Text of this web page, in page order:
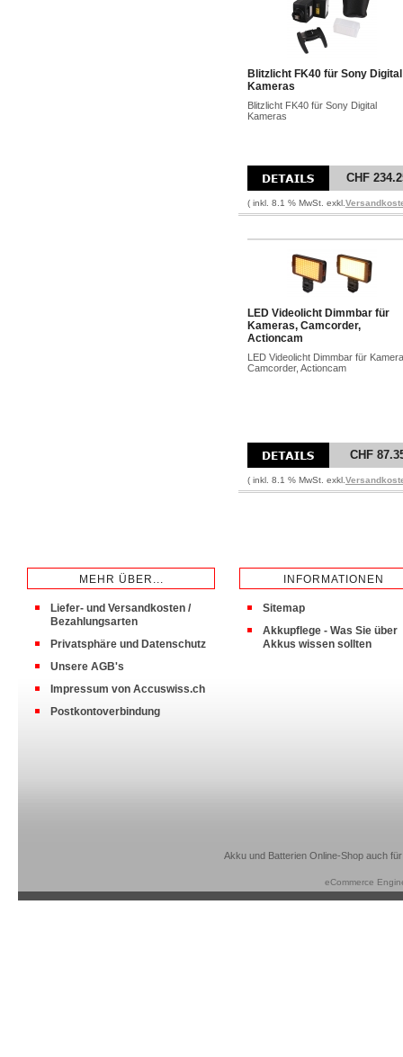
Blitzlicht FK40 für Sony Digital
Kameras
Blitzlicht FK40 für Sony Digital
Kameras
CHF
( inkl. 8.1 % MwSt. exkl.
LED Videolicht Dimmbar für
Kameras, Camcorder,
Actioncam
LED Videolicht Dimmbar für
Camcorder, Actioncam
CHF
( inkl. 8.1 % MwSt. exkl.
MEHR ÜBER...
Liefer- und Versandkosten /
Bezahlungsarten
Privatsphäre und Datenschutz
Unsere AGB's
Impressum von Accuswiss.ch
Postkontoverbindung
INFORMATIONEN
Sitemap
Akkupflege - Was Sie über
Akkus wissen sollten
Akku und Batterien Online-Shop auch
eCommerce